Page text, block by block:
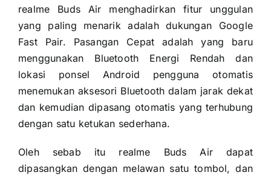
realme Buds Air menghadirkan fitur unggulan
yang paling menarik adalah dukungan Google
Fast Pair. Pasangan Cepat adalah yang baru
menggunakan Bluetooth Energi Rendah dan
lokasi ponsel Android pengguna otomatis
menemukan aksesori Bluetooth dalam jarak dekat
dan kemudian dipasang otomatis yang terhubung
dengan satu ketukan sederhana.
Oleh sebab itu realme Buds Air dapat
dipasangkan dengan melawan satu tombol, dan